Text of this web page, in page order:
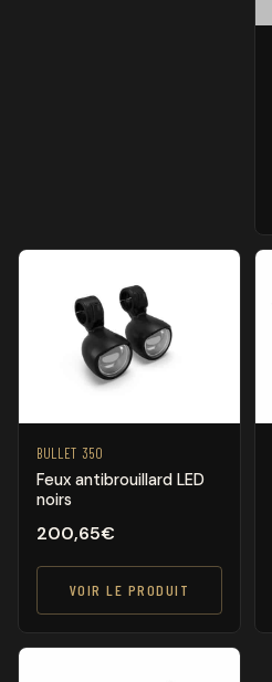
BULLET 350
Feux antibrouillard LED
noirs
200,65€
VOIR LE PRODUIT